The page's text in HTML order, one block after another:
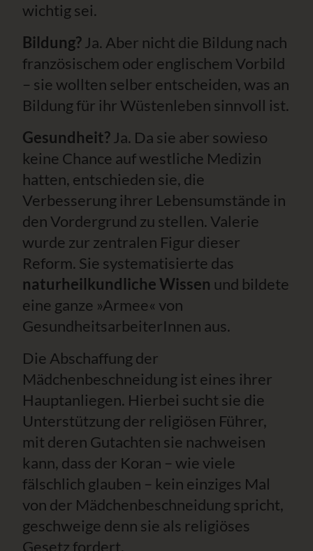
wichtig sei.
Bildung? Ja. Aber nicht die Bildung nach
französischem oder englischem Vorbild
– sie wollten selber entscheiden, was an
Bildung für ihr Wüstenleben sinnvoll ist.
Gesundheit? Ja. Da sie aber sowieso
keine Chance auf westliche Medizin
hatten, entschieden sie, die
Verbesserung ihrer Lebensumstände in
den Vordergrund zu stellen. Valerie
wurde zur zentralen Figur dieser
Reform. Sie systematisierte das
naturheilkundliche Wissen und bildete
eine ganze »Armee« von
GesundheitsarbeiterInnen aus.
Die Abschaffung der
Mädchenbeschneidung ist eines ihrer
Hauptanliegen. Hierbei sucht sie die
Unterstützung der religiösen Führer,
mit deren Gutachten sie nachweisen
kann, dass der Koran – wie viele
fälschlich glauben – kein einziges Mal
von der Mädchenbeschneidung spricht,
geschweige denn sie als religiöses
Gesetz fordert.